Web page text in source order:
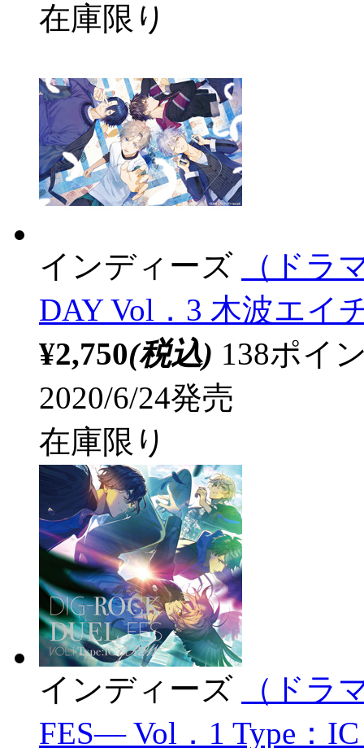
在庫限り
インディーズ
（ドラ
DAY Vol．3 木波エイ
¥2,750(税込) 138ポイ
2020/6/24発売
在庫限り
インディーズ
（ドラ
FES― Vol．1 Type：